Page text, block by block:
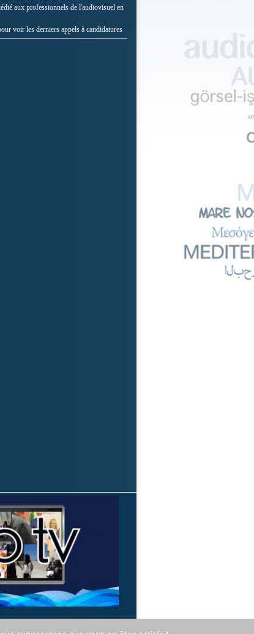
aux professionnels de l'audiovisuel en
voir les derniers appels à candidatures